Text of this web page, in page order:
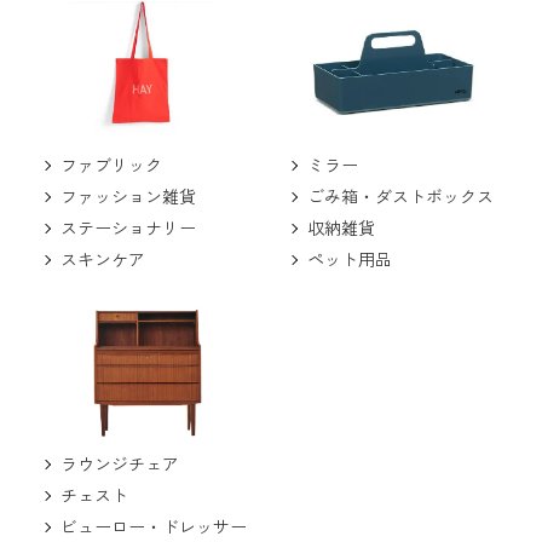
ファブリック
ファッション雑貨
ステーショナリー
スキンケア
ミラー
ごみ箱・ダストボックス
収納雑貨
ペット用品
ラウンジチェア
チェスト
ビューロー・ドレッサー